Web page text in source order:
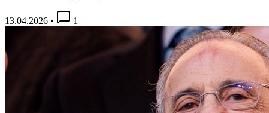
13.04.2026 • 1